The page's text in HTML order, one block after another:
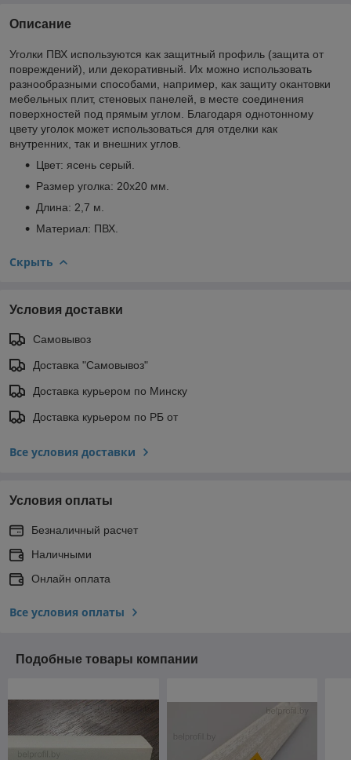
Описание
Уголки ПВХ используются как защитный профиль (защита от
повреждений), или декоративный. Их можно использовать
разнообразными способами, например, как защиту окантовки
мебельных плит, стеновых панелей, в месте соединения
поверхностей под прямым углом. Благодаря однотонному
цвету уголок может использоваться для отделки как
внутренних, так и внешних углов.
Цвет: ясень серый.
Размер уголка: 20х20 мм.
Длина: 2,7 м.
Материал: ПВХ.
Скрыть
Условия доставки
Самовывоз
Доставка "Самовывоз"
Доставка курьером по Минску
Доставка курьером по РБ от
Все условия доставки
Условия оплаты
Безналичный расчет
Наличными
Онлайн оплата
Все условия оплаты
Подобные товары компании